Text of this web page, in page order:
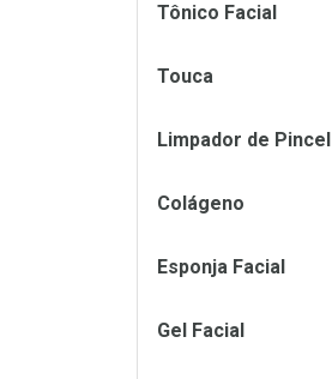
Tônico Facial
Touca
Limpador de Pincel
Colágeno
Esponja Facial
Gel Facial